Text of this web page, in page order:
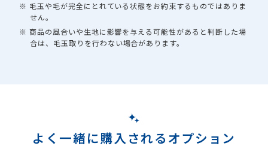
※ 毛玉や毛が完全にとれている状態をお約束するものではありま
せん。
※ 商品の風合いや生地に影響を与える可能性があると判断した場
合は、毛玉取りを行わない場合があります。
よく一緒に購入されるオプション